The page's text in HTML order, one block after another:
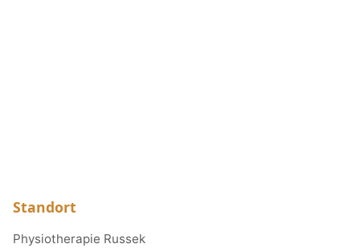
Standort
Physiotherapie Russek